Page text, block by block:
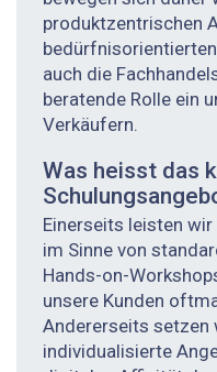
produktzentrischen
auch die
beratende Rolle ein
Verkäufern.
Was heisst das
Einerseits leisten
im Sinne von
Hands-on-
unsere Kunden
Andererseits setzen
individualisierte